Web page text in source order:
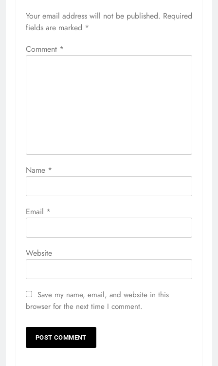
Your email address will not be published. Required
fields are marked *
Comment *
Name *
Email *
Website
Save my name, email, and website in this
browser for the next time I comment.